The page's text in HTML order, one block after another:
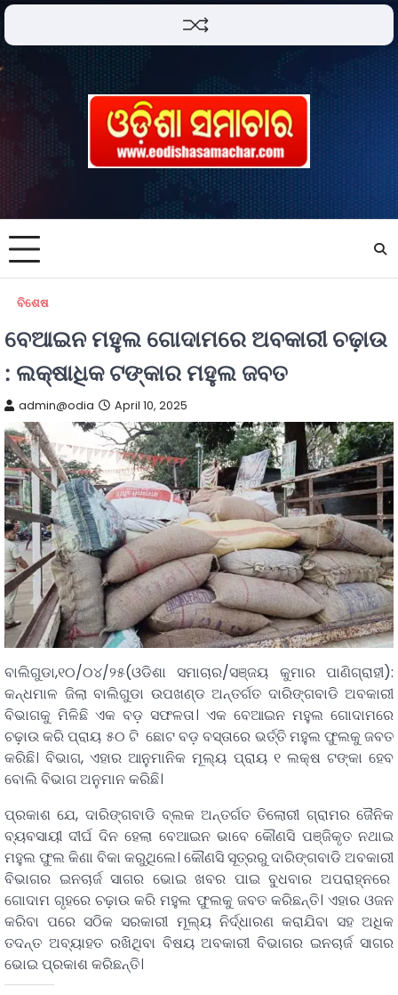
ବିଶେଷ
ବେଆଇନ ମହୁଲ ଗୋଦାମରେ ଅବକାରୀ ଚଢ଼ାଉ
: ଲକ୍ଷାଧିକ ଟଙ୍କାର ମହୁଲ ଜବତ
admin@odia April 10, 2025
ବାଲିଗୁଡା,୧୦/୦୪/୨୫(ଓଡିଶା ସମାଚାର/ସଞ୍ଜୟ କୁମାର ପାଣିଗ୍ରାହୀ):
କନ୍ଧମାଳ ଜିଲା ବାଲିଗୁଡା ଉପଖଣ୍ଡ ଅନ୍ତର୍ଗତ ଦାରିଙ୍ଗବାଡି ଅବକାରୀ
ବିଭାଗକୁ ମିଳିଛି ଏକ ବଡ଼ ସଫଳତା। ଏକ ବେଆଇନ ମହୁଲ ଗୋଦାମରେ
ଚଢ଼ାଉ କରି ପ୍ରାୟ ୫୦ ଟି ଛୋଟ ବଡ଼ ବସ୍ତାରେ ଭର୍ତ୍ତି ମହୁଲ ଫୁଲକୁ ଜବତ
କରିଛି। ବିଭାଗ, ଏହାର ଆନୁମାନିକ ମୂଲ୍ୟ ପ୍ରାୟ ୧ ଲକ୍ଷ ଟଙ୍କା ହେବ
ବୋଲି ବିଭାଗ ଅନୁମାନ କରିଛି।
ପ୍ରକାଶ ଯେ, ଦାରିଙ୍ଗବାଡି ବ୍ଲକ ଅନ୍ତର୍ଗତ ତିଲୋରୀ ଗ୍ରାମର ଜୈନିକ
ବ୍ୟବସାୟୀ ଦୀର୍ଘ ଦିନ ହେଲା ବେଆଇନ ଭାବେ କୌଣସି ପଞ୍ଜିକୃତ ନଥାଇ
ମହୁଲ ଫୁଲ କିଣା ବିକା କରୁଥିଲେ। କୌଣସି ସୂତ୍ରରୁ ଦାରିଙ୍ଗବାଡି ଅବକାରୀ
ବିଭାଗର ଇନଚାର୍ଜ ସାଗର ଭୋଇ ଖବର ପାଇ ବୁଧବାର ଅପରାହ୍ନରେ
ଗୋଦାମ ଗୃହରେ ଚଢ଼ାଉ କରି ମହୁଲ ଫୁଲକୁ ଜବତ କରିଛନ୍ତି। ଏହାର ଓଜନ
କରିବା ପରେ ସଠିକ ସରକାରୀ ମୂଲ୍ୟ ନିର୍ଦ୍ଧାରଣ କରାଯିବା ସହ ଅଧିକ
ତଦନ୍ତ ଅବ୍ୟାହତ ରଖିଥିବା ବିଷୟ ଅବକାରୀ ବିଭାଗର ଇନଚାର୍ଜ ସାଗର
ଭୋଇ ପ୍ରକାଶ କରିଛନ୍ତି।